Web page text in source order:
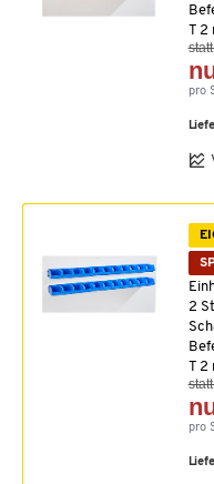
T
pro
2
T 2
pro